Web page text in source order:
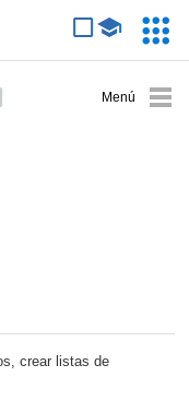
crear listas de